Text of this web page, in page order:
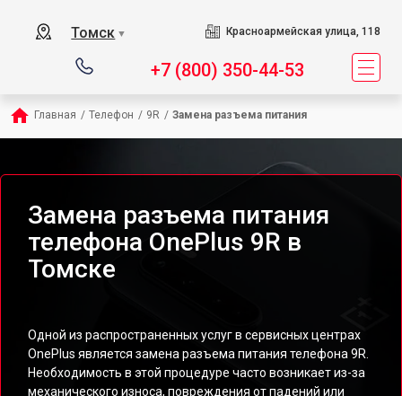
Томск ▼ Красноармейская улица, 118
+7 (800) 350-44-53
Главная / Телефон / 9R / Замена разъема питания
Замена разъема питания
телефона OnePlus 9R в
Томске
Одной из распространенных услуг в сервисных центрах
OnePlus является замена разъема питания телефона 9R.
Необходимость в этой процедуре часто возникает из-за
механического износа, повреждения от падений или